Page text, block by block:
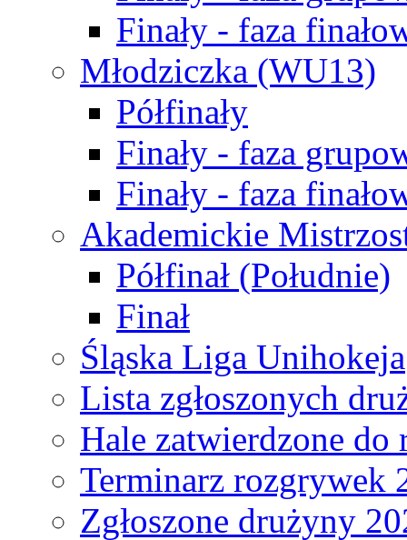
Finały - faza
Młodziczka (WU13)
Półfinały
Finały - faza
Finały - faza
Akademickie
Półfinał (Południe)
Finał
Śląska Liga Unihokeja
Lista zgłoszonych
Hale zatwierdzone do
Terminarz rozgrywek
Zgłoszone drużyny